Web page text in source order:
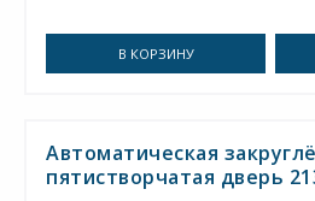
В КОРЗИНУ
Автоматическая
пятистворчатая дверь